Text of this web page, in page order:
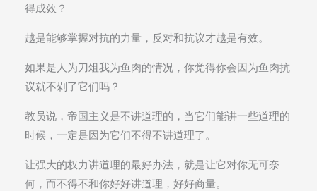
得成效？
越是能够掌握对抗的力量，反对和抗议才越是有效。
如果是人为刀俎我为鱼肉的情况，你觉得你会因为鱼肉抗
议就不剁了它们吗？
教员说，帝国主义是不讲道理的，当它们能讲一些道理的
时候，一定是因为它们不得不讲道理了。
让强大的权力讲道理的最好办法，就是让它对你无可奈
何，而不得不和你好好讲道理，好好商量。